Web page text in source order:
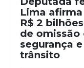
Lima
R$ 2
de omissão
segurança
trânsito